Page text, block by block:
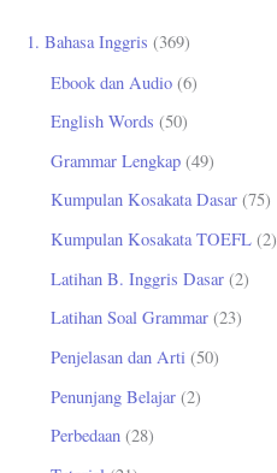
u1. Bahasa Inggris (369)
Ebook dan Audio (6)
English Words (50)
Grammar Lengkap (49)
Kumpulan Kosakata Dasar (75)
Kumpulan Kosakata TOEFL (2)
Latihan B. Inggris Dasar (2)
Latihan Soal Grammar (23)
Penjelasan dan Arti (50)
Penunjang Belajar (2)
Perbedaan (28)